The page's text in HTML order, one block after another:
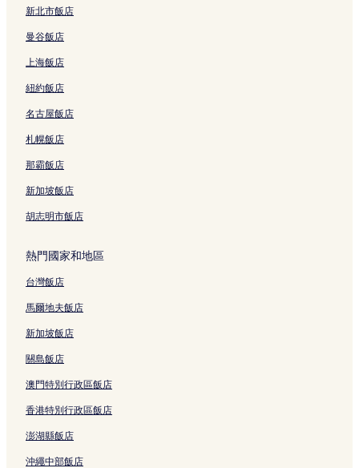
空營 3 星級飯店
空營 5 星級飯店
空營 4 星級飯店
空營飯店
樂活親子娛樂館附近的飯店
商城附近的飯店
韓國城附近的飯店
曼谷飯店
班哲希利公園附近的飯店
澎齊飯店
牛仔街附近的飯店
素坤逸站附近的飯店
Bts 澎蓬站附近的飯店
健康樂園水療按摩阿索克附近的飯店
祕魯大使館附近的飯店
安果蒂爾時尚百貨附近的飯店
暹羅協會及班甘田附近的飯店
新北市飯店
曼谷飯店
上海飯店
紐約飯店
名古屋飯店
札幌飯店
那霸飯店
新加坡飯店
胡志明市飯店
熱門國家和地區
台灣飯店
馬爾地夫飯店
新加坡飯店
關島飯店
澳門特別行政區飯店
香港特別行政區飯店
澎湖縣飯店
沖繩中部飯店